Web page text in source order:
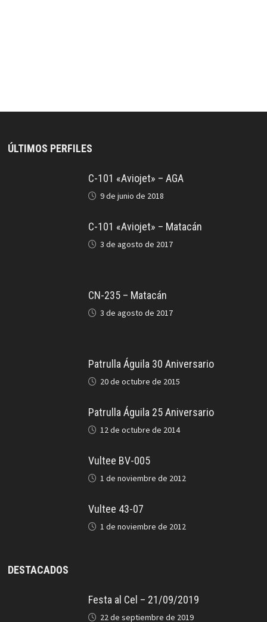
ÚLTIMOS PERFILES
C-101 «Aviojet» – AGA
9 de junio de 2018
C-101 «Aviojet» – Matacán
3 de agosto de 2017
CN-235 – Matacán
3 de agosto de 2017
Patrulla Águila 30 Aniversario
20 de octubre de 2015
Patrulla Águila 25 Aniversario
12 de octubre de 2014
Vultee BV-005
1 de noviembre de 2012
Vultee 43-07
1 de noviembre de 2012
DESTACADOS
Festa al Cel – 21/09/2019
22 de septiembre de 2019